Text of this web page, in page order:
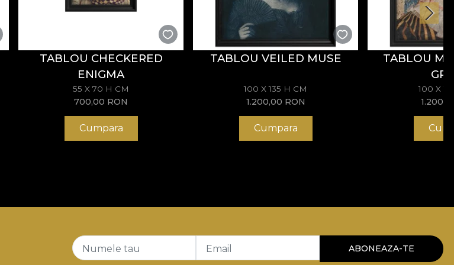
TABLOU CHECKERED
ENIGMA
55 X 70 H CM
700,00 RON
Cumpara
TABLOU VEILED MUSE
100 X 135 H CM
1.200,00 RON
Cumpara
TABLOU
100 X
Numele tau Email ABONEAZA-TE